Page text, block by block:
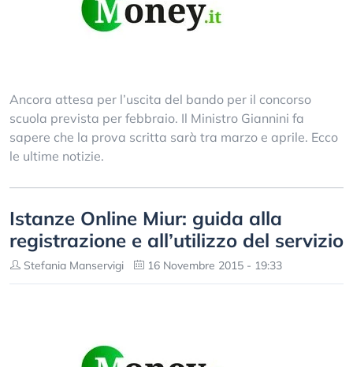
Ancora attesa per l’uscita del bando per il concorso
scuola prevista per febbraio. Il Ministro Giannini fa
sapere che la prova scritta sarà tra marzo e aprile. Ecco
le ultime notizie.
Istanze Online Miur: guida alla
registrazione e all’utilizzo del servizio
Stefania Manservigi 16 Novembre 2015 - 19:33